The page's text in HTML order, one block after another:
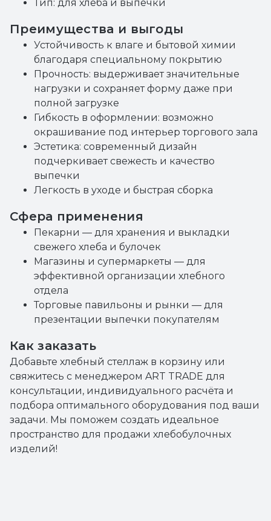
Тип: для хлеба и выпечки
Преимущества и выгоды
Устойчивость к влаге и бытовой химии
благодаря специальному покрытию
Прочность: выдерживает значительные
нагрузки и сохраняет форму даже при
полной загрузке
Гибкость в оформлении: возможно
окрашивание под интерьер торгового зала
Эстетика: современный дизайн
подчеркивает свежесть и качество
выпечки
Легкость в уходе и быстрая сборка
Сфера применения
Пекарни — для хранения и выкладки
свежего хлеба и булочек
Магазины и супермаркеты — для
эффективной организации хлебного
отдела
Торговые павильоны и рынки — для
презентации выпечки покупателям
Как заказать
Добавьте хлебный стеллаж в корзину или
свяжитесь с менеджером ART TRADE для
консультации, индивидуального расчёта и
подбора оптимального оборудования под ваши
задачи. Мы поможем создать идеальное
пространство для продажи хлебобулочных
изделий!